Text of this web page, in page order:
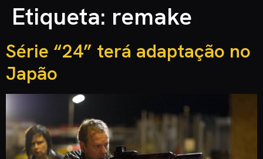
Etiqueta: remake
Série “24” terá adaptação no
Japão